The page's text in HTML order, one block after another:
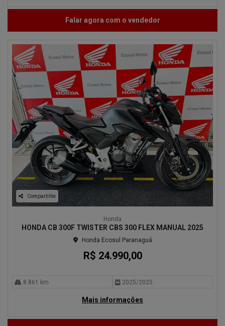
Falar agora com o vendedor
Compartilhe
Honda
HONDA CB 300F TWISTER CBS 300 FLEX MANUAL 2025
Honda Ecosul Paranaguá
R$ 24.990,00
8.861 km 2025/2025
Mais informações